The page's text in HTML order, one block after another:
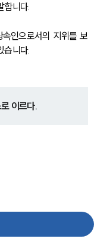
합니다.
인으로서의 지위를 보
습니다.
이르다.